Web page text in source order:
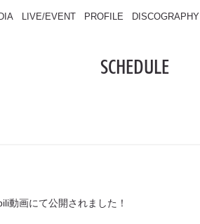
LIVE/EVENT PROFILE DISCOGRAPHY
SCHEDULE
動画にて公開されました！